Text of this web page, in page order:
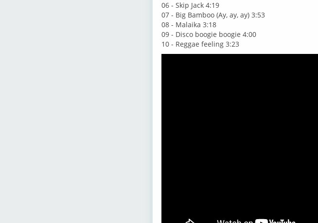
06 - Skip Jack 4:19
07 - Big Bamboo (Ay, ay, ay) 3:53
08 - Malaika 3:18
09 - Disco boogie boogie 4:00
10 - Reggae feeling 3:23